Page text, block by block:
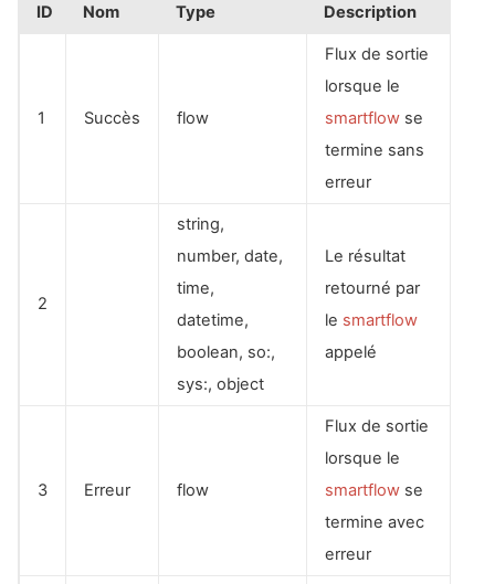
ID Nom Type Description
1 Succès flow
Flux de sortie
lorsque le
smartflow se
termine sans
erreur
2
string,
number, date,
time,
datetime,
boolean, so:,
sys:, object
Le résultat
retourné par
le smartflow
appelé
3 Erreur flow
Flux de sortie
lorsque le
smartflow se
termine avec
erreur